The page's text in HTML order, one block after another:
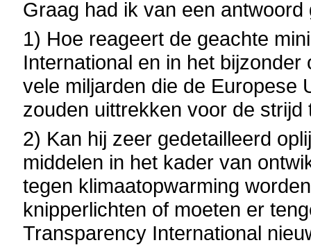
Graag had ik van een
1) Hoe reageert de geachte
International en in het
vele miljarden die de Europese
zouden uittrekken voor de
2) Kan hij zeer gedetailleerd
middelen in het kader van
tegen klimaatopwarming
knipperlichten of moeten er
Transparency International